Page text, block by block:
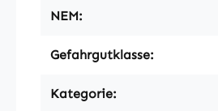
NEM:
Gefahrgutklasse:
Kategorie: